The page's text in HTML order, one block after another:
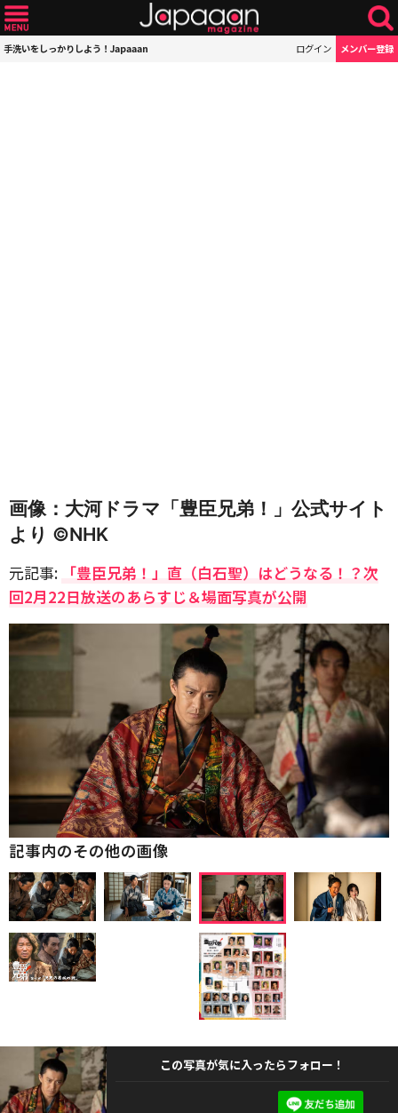
手洗いをしっかりしよう！Japaaan ログイン メンバー登録
画像：大河ドラマ「豊臣兄弟！」公式サイト
より ©️NHK
元記事: 「豊臣兄弟！」直（白石聖）はどうなる！？次
回2月22日放送のあらすじ＆場面写真が公開
記事内のその他の画像
この写真が気に入ったらフォロー！